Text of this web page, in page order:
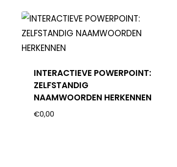
INTERACTIEVE POWERPOINT:
ZELFSTANDIG
NAAMWOORDEN HERKENNEN
€0,00